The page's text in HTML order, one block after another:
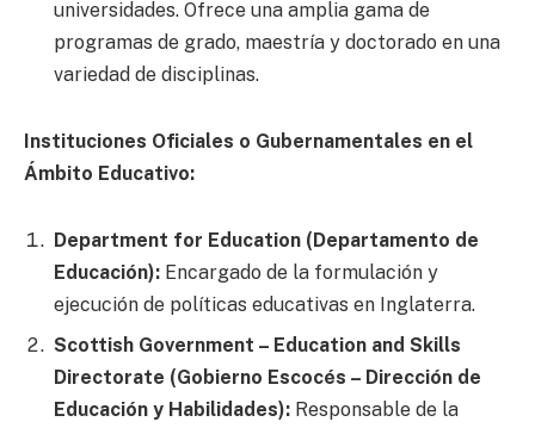
universidades. Ofrece una amplia gama de
programas de grado, maestría y doctorado en una
variedad de disciplinas.
Instituciones Oficiales o Gubernamentales en el
Ámbito Educativo:
Department for Education (Departamento de
Educación): Encargado de la formulación y
ejecución de políticas educativas en Inglaterra.
Scottish Government – Education and Skills
Directorate (Gobierno Escocés – Dirección de
Educación y Habilidades): Responsable de la